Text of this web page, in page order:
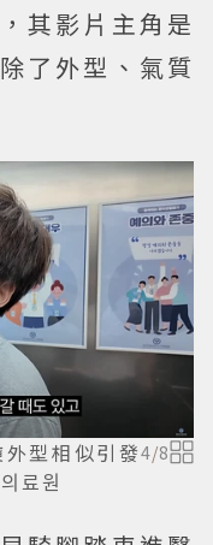
其影片主角是
了外型、氣質
型相似引發
료원
4/8